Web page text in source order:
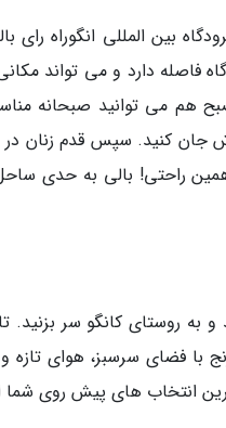
بین المللی انگوراه رای
فاصله دارد و می تواند
هم می توانید صبحانه
جان کنید. سپس قدم زنان در
راحتی! بالی به حدی
و به روستای کانگو سر
با فضای سرسبز، هوای